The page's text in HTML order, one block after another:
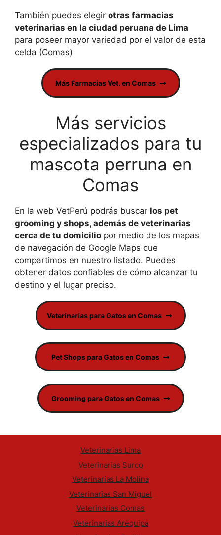
También puedes elegir otras farmacias
veterinarias en la ciudad peruana de Lima
para poseer mayor variedad por el valor de esta
celda (Comas)
Más Farmacias Vet. en Comas
Más servicios
especializados para tu
mascota perruna en
Comas
En la web VetPerú podrás buscar los pet
grooming y shops, además de veterinarias
cerca de tu domicilio por medio de los mapas
de navegación de Google Maps que
compartimos en nuestro listado. Puedes
obtener datos confiables de cómo alcanzar tu
destino y el lugar preciso.
Veterinarias para Gatos en Comas
Pet Shops para Gatos en Comas
Grooming para Gatos en Comas
Veterinarias Lima
Veterinarias Surco
Veterinarias La Molina
Veterinarias San Miguel
Veterinarias Comas
Veterinarias Arequipa